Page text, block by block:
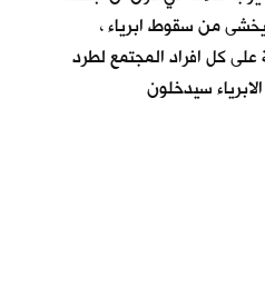
من سقوط ابرياء ،
كل افراد المجتمع لطرد
سيدخلون